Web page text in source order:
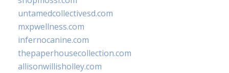
untamedcollectivesd.com
mxpwellness.com
infernocanine.com
thepaperhousecollection.com
allisonwillisholley.com